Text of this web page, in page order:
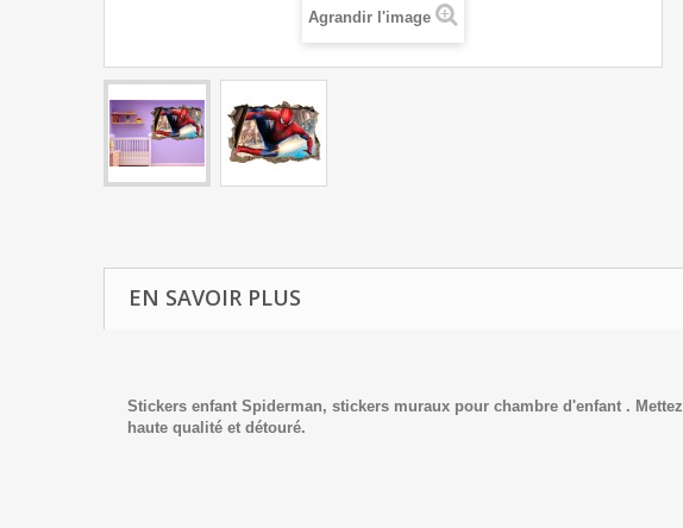
Agrandir l'image
EN SAVOIR PLUS
Stickers enfant Spiderman, stickers muraux pour chambre d'enfant .
haute qualité et détouré.